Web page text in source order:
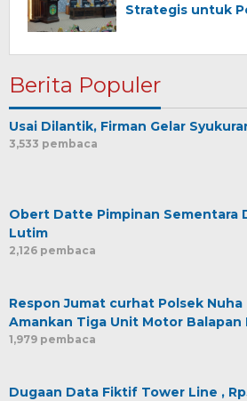
Strategis untuk
Berita Populer
Usai Dilantik, Firman Gelar
3,533 pembaca
Obert Datte Pimpinan Sementara
Lutim
2,126 pembaca
Respon Jumat curhat Polsek Nuha
Amankan Tiga Unit Motor Balapan
1,979 pembaca
Dugaan Data Fiktif Tower Line ,